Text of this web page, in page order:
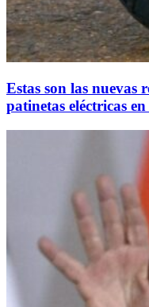
Estas son las nuevas
patinetas eléctricas